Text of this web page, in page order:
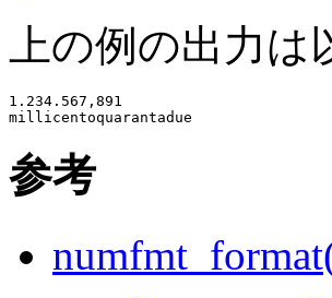
上の例の出力
1.234.567,891
参考